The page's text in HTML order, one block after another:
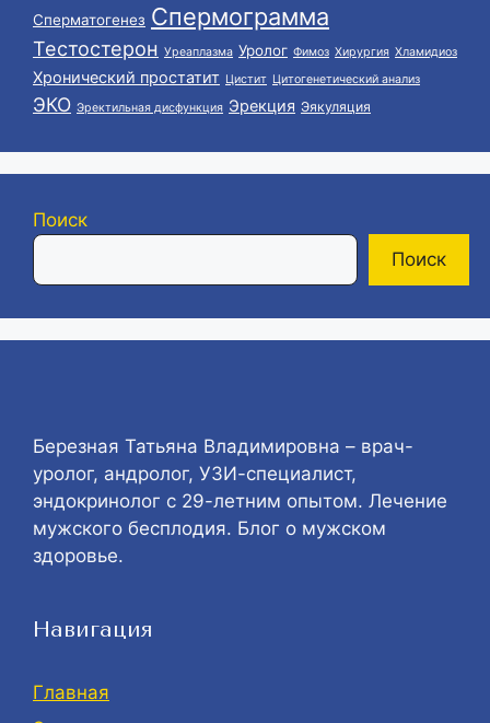
Сперматогенез Спермограмма
Тестостерон Уреаплазма Уролог Фимоз Хирургия Хламидиоз
Хронический простатит Цистит Цитогенетический анализ
ЭКО Эректильная дисфункция Эрекция Эякуляция
Поиск
Поиск
Березная Татьяна Владимировна – врач-
уролог, андролог, УЗИ-специалист,
эндокринолог с 29-летним опытом. Лечение
мужского бесплодия. Блог о мужском
здоровье.
Навигация
Главная